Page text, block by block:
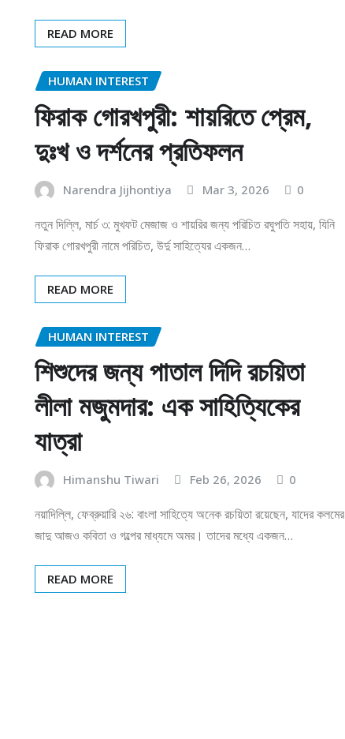
READ MORE
HUMAN INTEREST
ফিরাক গোরখপুরী: শায়রিতে প্রেম,
দুঃখ ও দর্শনের প্রতিফলন
Narendra Jijhontiya Mar 3, 2026 0
নতুন দিল্লি, মার্চ ৩: মুখফট মেজাজ ও শায়রির জন্য পরিচিত রঘুপতি সহায়, যিনি
ফিরাক গোরখপুরী নামে পরিচিত, উর্দু সাহিত্যের একজন…
READ MORE
HUMAN INTEREST
শিশুদের জন্য পাতাল দিদি রচয়িতা
লীলা মজুমদার: এক সাহিত্যিকের
যাত্রা
Himanshu Tiwari Feb 26, 2026 0
নয়াদিল্লি, ফেব্রুয়ারি ২৬: বাংলা সাহিত্যে অনেক রচয়িতা রয়েছেন, যাদের কলমের
জাদু আজও কবিতা ও গল্পের মাধ্যমে অমর। তাদের মধ্যে একজন…
READ MORE